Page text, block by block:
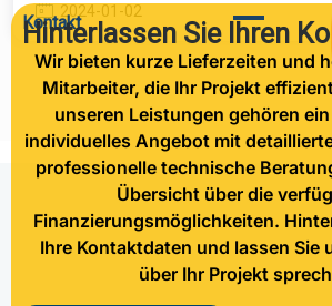
2024-01-02
Kontakt
Hinterlassen Sie Ihren
Wir bieten kurze Lieferzeiten und
Mitarbeiter, die Ihr Projekt
unseren Leistungen gehören
individuelles Angebot mit
professionelle technische
Übersicht über die
Finanzierungsmöglichkeiten.
Ihre Kontaktdaten und lassen Sie
über Ihr Projekt